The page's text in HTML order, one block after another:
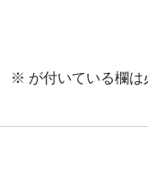
※ が付いている欄